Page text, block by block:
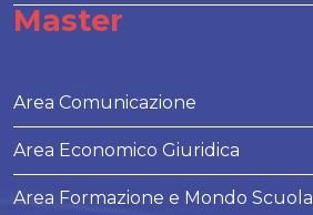
Master
Area Comunicazione
Area Economico Giuridica
Area Formazione e Mondo Scuola